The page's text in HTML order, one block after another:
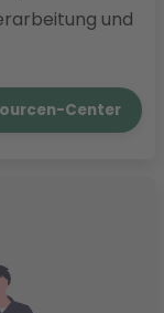
und
Center